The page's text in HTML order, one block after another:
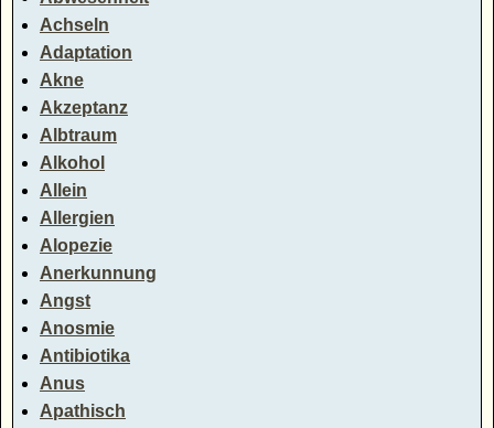
Achseln
Adaptation
Akne
Akzeptanz
Albtraum
Alkohol
Allein
Allergien
Alopezie
Anerkunnung
Angst
Anosmie
Antibiotika
Anus
Apathisch